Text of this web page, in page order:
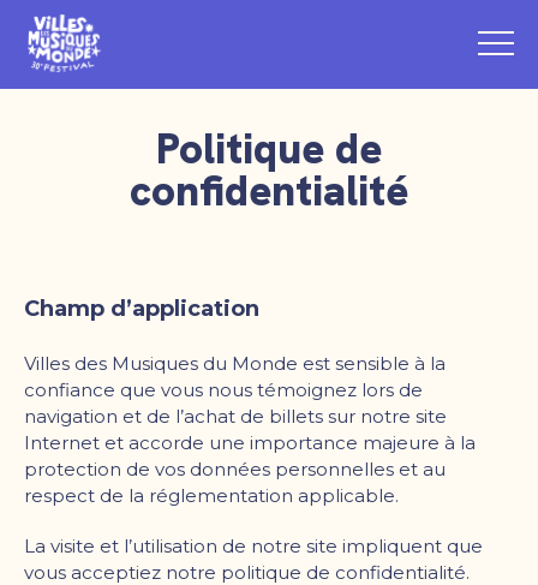
Politique de
confidentialité
Champ d ’application
Villes des Musiques du Monde est sensible à la
confiance que vous nous témoignez lors de
navigation et de l’achat de billets sur notre site
Internet et accorde une importance majeure à la
protection de vos données personnelles et au
respect de la réglementation applicable.
La visite et l’utilisation de notre site impliquent que
vous acceptiez notre politique de confidentialité.